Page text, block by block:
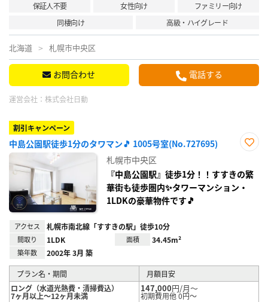
保証人不要 女性向け
ファミリー向け
同棲向け
高級・ハイグレード
北海道 札幌市中央区
お問合わせ 電話する
運営会社： 株式会社日動
割引キャンペーン
中島公園駅徒歩1分のタワマン🎵 1005号室(No.727695)
り登
録
札幌市中央区
『中島公園駅』徒歩1分！！すすきの繁
華街も徒歩圏内✨タワーマンション・
1LDKの豪華物件です🎵
アクセス 札幌市南北線「すすきの駅」徒歩10分
間取り 1LDK 面積 34.45m²
築年数 2002年 3月 築
プラン名・期間
月額目安
ロング（水道光熱費・清掃費込）
7ヶ月以上～12ヶ月未満
147,000円/月～
初期費用他 0円～